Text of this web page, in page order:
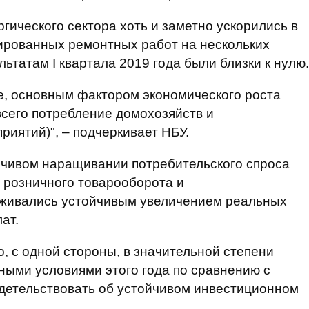
сектора хоть и заметно ускорились в
ремонтных работ на нескольких
I квартала 2019 года были близки к нулю.
основным фактором экономического роста
потребление домохозяйств и
– подчеркивает НБУ.
наращивании потребительского спроса
товарооборота и
устойчивым увеличением реальных
с одной стороны, в значительной степени
условиями этого года по сравнению с
об устойчивом инвестиционном